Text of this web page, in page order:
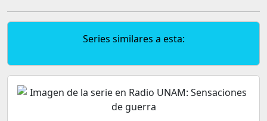
Series similares a esta: